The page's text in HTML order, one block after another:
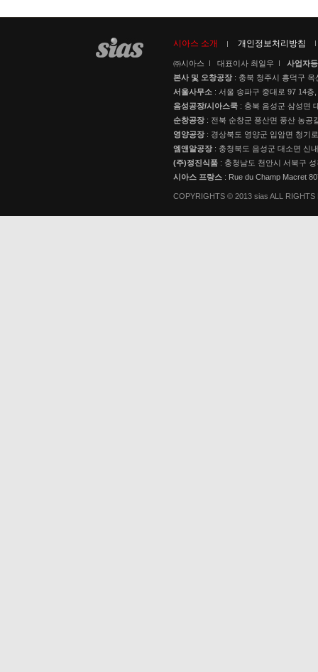
시아스 소개 개인정보처리방침
㈜시아스 대표이사 최일우
사업자
본사 및 오창공장 : 충북 청주시 흥덕구
서울사무소 : 서울 송파구 중대로 97 14층,
음성공장/시아스쿡 : 충북 음성군 삼성면
순창공장 : 전북 순창군 풍산면 풍산 농공
영양공장 : 경상북도 영양군 입암면 청기
엠앤알공장 : 충청북도 음성군 대소면 신
(주)정진식품 : 충청남도 천안시 서북구
시아스 프랑스 : Rue du Champ Macret
COPYRIGHTS © 2013 sias ALL RIGHTS